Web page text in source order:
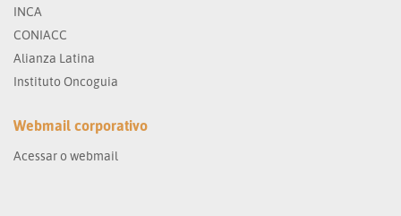
INCA
CONIACC
Alianza Latina
Instituto Oncoguia
Webmail corporativo
Acessar o webmail